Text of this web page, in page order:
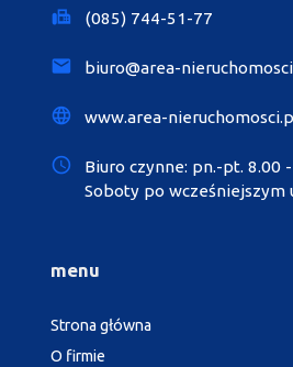
(085) 744-51-77
biuro@area-
www.area-
Biuro czynne: pn.-pt. 8.00
Soboty po wcześniejszym
menu
Strona główna
O firmie